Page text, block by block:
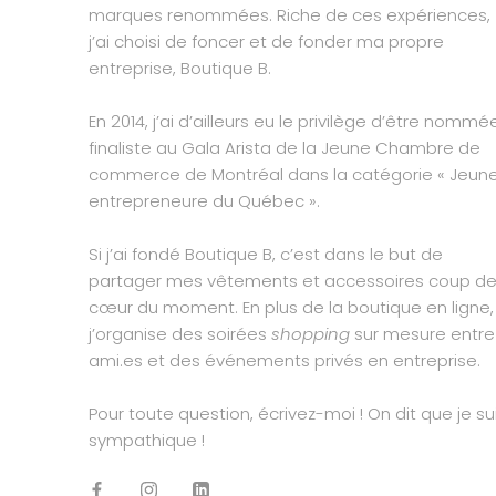
marques renommées. Riche de ces expériences,
j’ai choisi de foncer et de fonder ma propre
entreprise, Boutique B.
En 2014, j’ai d’ailleurs eu le privilège d’être
finaliste au Gala Arista de la Jeune Chambre de
commerce de Montréal dans la catégorie «
entrepreneure du Québec ».
Si j’ai fondé Boutique B, c’est dans le but de
partager mes vêtements et accessoires coup de
cœur du moment. En plus de la boutique en ligne,
j’organise des soirées shopping sur mesure entre
ami.es et des événements privés en entreprise.
Pour toute question, écrivez-moi ! On dit que je
sympathique !